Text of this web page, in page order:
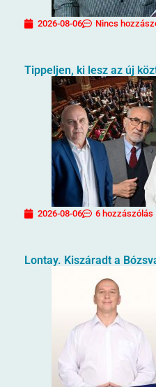
2026-08-06 Nincs
Tippeljen, ki lesz az új
2026-08-06 6 hozzászólás
Lontay. Kiszáradt a